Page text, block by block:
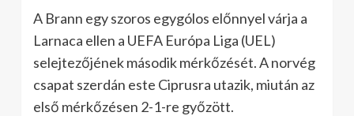
A Brann egy szoros egygólos előnnyel várja a
Larnaca ellen a UEFA Európa Liga (UEL)
selejtezőjének második mérkőzését. A norvég
csapat szerdán este Ciprusra utazik, miután az
első mérkőzésen 2-1-re győzött.